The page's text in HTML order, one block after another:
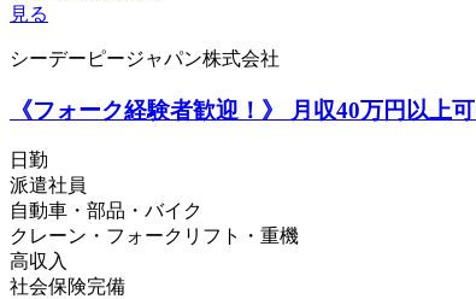
見る
シーデーピージャパン株式会社
《フォーク経験者歓迎！》 月収40万円以
日勤
派遣社員
自動車・部品・バイク
クレーン・フォークリフト・重機
高収入
社会保険完備